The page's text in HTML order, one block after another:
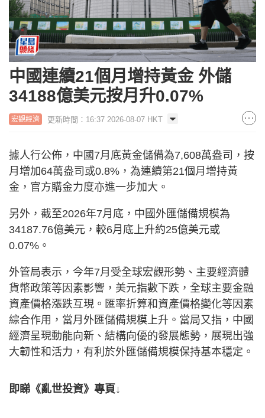
中國連續21個月增持黃金 外儲
34188億美元按月升0.07%
宏觀經濟 更新時間：16:37 2026-08-07 HKT
據人行公佈，中國7月底黃金儲備為7,608萬盎司，按
月增加64萬盎司或0.8%，為連續第21個月增持黃
金，官方購金力度亦進一步加大。
另外，截至2026年7月底，中國外匯儲備規模為
34187.76億美元，較6月底上升約25億美元或
0.07%。
外管局表示，今年7月受全球宏觀形勢、主要經濟體
貨幣政策等因素影響，美元指數下跌，全球主要金融
資產價格漲跌互現。匯率折算和資產價格變化等因素
綜合作用，當月外匯儲備規模上升。當局又指，中國
經濟呈現動能向新、結構向優的發展態勢，展現出強
大韌性和活力，有利於外匯儲備規模保持基本穩定。
即睇《亂世投資》專頁↓